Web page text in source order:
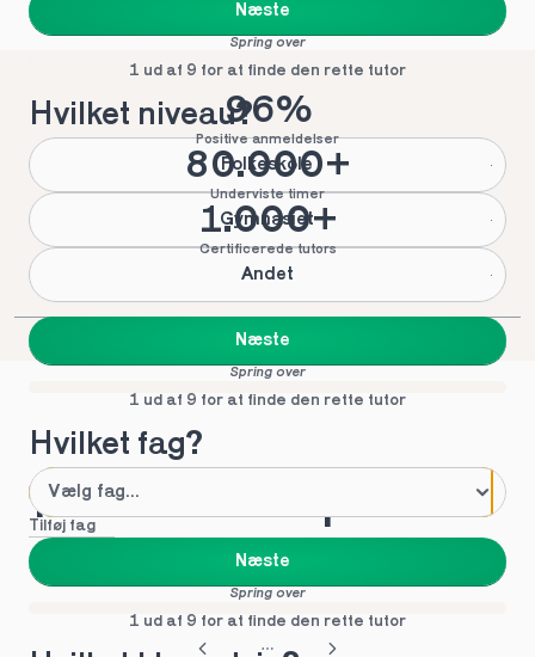
Næste
Spring over
1 ud af 9 for at finde den rette tutor
Hvilket niveau?
Folkeskole
Gymnasiet
Andet
Næste
Spring over
1 ud af 9 for at finde den rette tutor
Hvilket fag?
Tilføj fag
Næste
Spring over
1 ud af 9 for at finde den rette tutor
96%
Positive anmeldelser
80.000+
Underviste timer
1.000+
Certificerede tutors
Mød vores top tutors
i Padborg